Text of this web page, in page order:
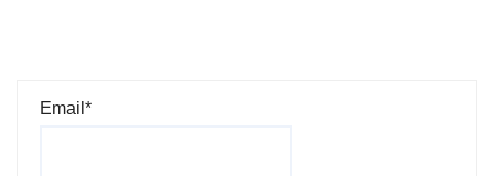
Email*